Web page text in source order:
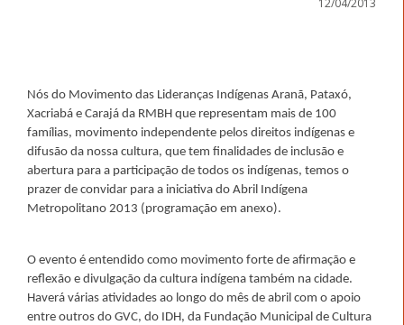
Nós do Movimento das Lideranças Indígenas Aranã, Pataxó,
Xacriabá e Carajá da RMBH que representam mais de 100
famílias, movimento independente pelos direitos indígenas e
difusão da nossa cultura, que tem finalidades de inclusão e
abertura para a participação de todos os indígenas, temos o
prazer de convidar para a iniciativa do Abril Indígena
Metropolitano 2013 (programação em anexo).
O evento é entendido como movimento forte de afirmação e
reflexão e divulgação da cultura indígena também na cidade.
Haverá várias atividades ao longo do mês de abril com o apoio
entre outros do GVC, do IDH, da Fundação Municipal de Cultura